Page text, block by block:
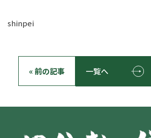
shinpei
« 前の記事 一覧へ